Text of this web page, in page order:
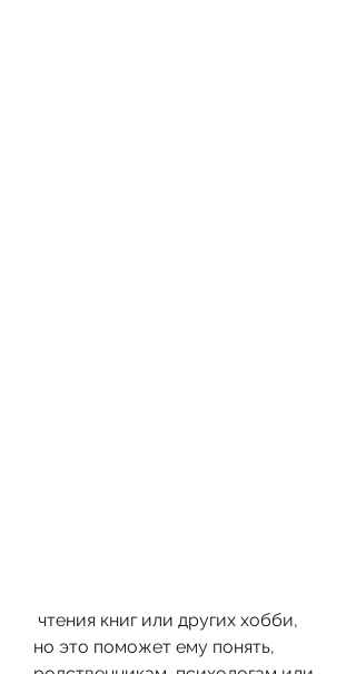
но это поможет ему понять,